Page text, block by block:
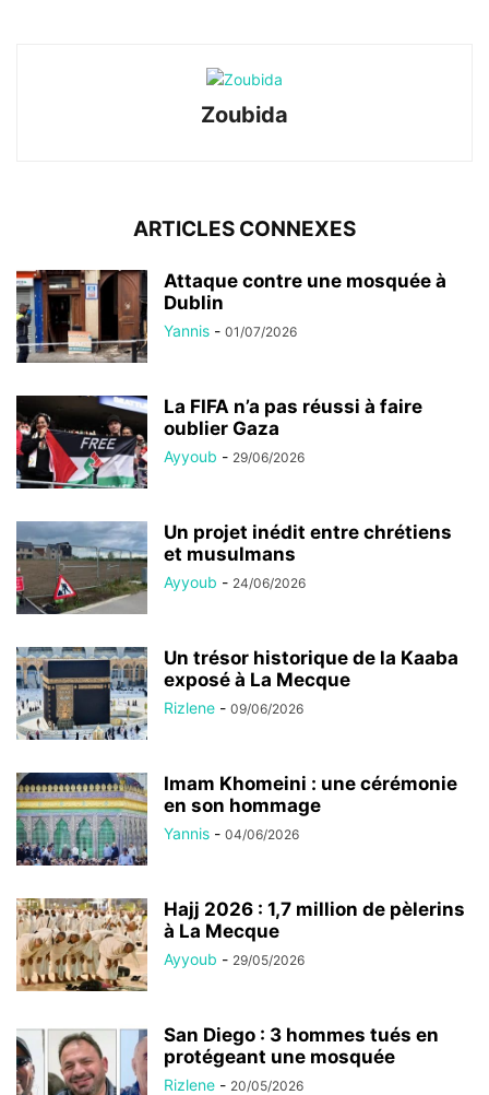
Zoubida
ARTICLES CONNEXES
Attaque contre une mosquée à
Dublin
Yannis - 01/07/2026
La FIFA n’a pas réussi à faire
oublier Gaza
Ayyoub - 29/06/2026
Un projet inédit entre chrétiens
et musulmans
Ayyoub - 24/06/2026
Un trésor historique de la Kaaba
exposé à La Mecque
Rizlene - 09/06/2026
Imam Khomeini : une cérémonie
en son hommage
Yannis - 04/06/2026
Hajj 2026 : 1,7 million de pèlerins
à La Mecque
Ayyoub - 29/05/2026
San Diego : 3 hommes tués en
protégeant une mosquée
Rizlene - 20/05/2026